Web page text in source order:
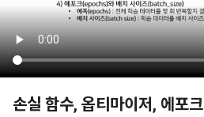
손실 함수, 옵티마이저, 에포크